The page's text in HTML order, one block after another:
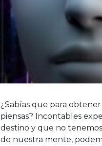
¿Sabías que para
piensas? Incontables
destino y que no
de nuestra mente,